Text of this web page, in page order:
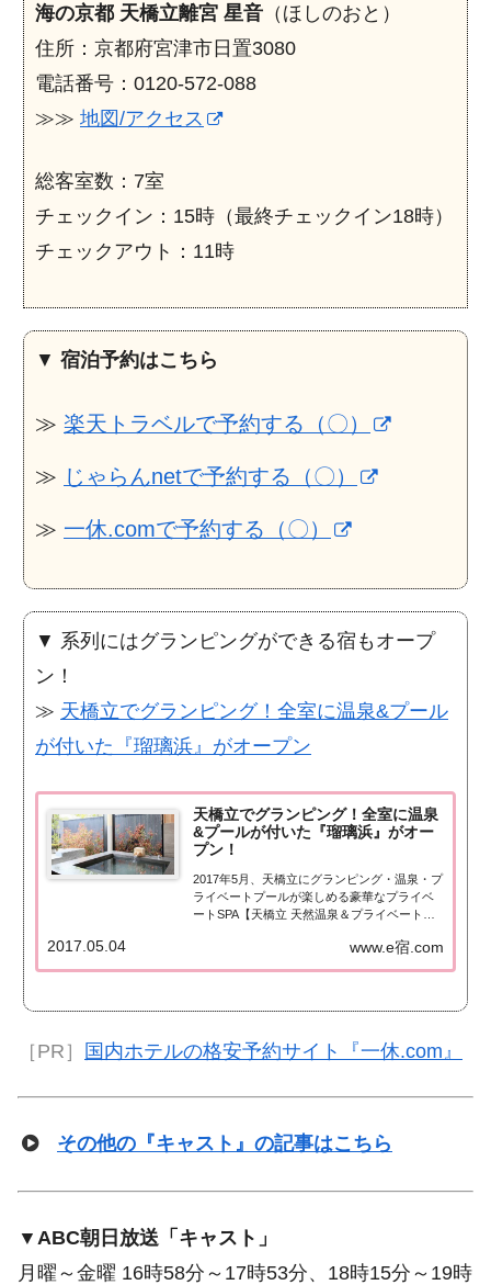
海の京都 天橋立離宮 星音 （ほしのおと）
住所：京都府宮津市日置3080
電話番号：0120-572-088
≫≫ 地図/アクセス
総客室数：7室
チェックイン：15時（最終チェックイン18時）
チェックアウト：11時
▼ 宿泊予約はこちら
≫ 楽天トラベルで予約する（〇）
≫ じゃらんnetで予約する（〇）
≫ 一休.comで予約する（〇）
▼ 系列にはグランピングができる宿もオープ
ン！
≫ 天橋立でグランピング！全室に温泉&プール
が付いた『瑠璃浜』がオープン
天橋立でグランピング！全室に温泉
&プールが付いた『瑠璃浜』がオー
プン！
2017年5月、天橋立にグランピング・温泉・プ
ライベートプールが楽しめる豪華なプライベ
ートSPA【天橋立 天然温泉＆プライベート
こちら！全室に温泉＆プールが！豪華キャン
プ施設天橋立 天然温泉＆プライベートSPA 瑠
www.e宿.com
2017.05.04
［PR］ 国内ホテルの格安予約サイト『一休.com』
その他の『キャスト』の記事はこちら
▼ABC朝日放送「キャスト」
月曜～金曜 16時58分～17時53分、18時15分～19時